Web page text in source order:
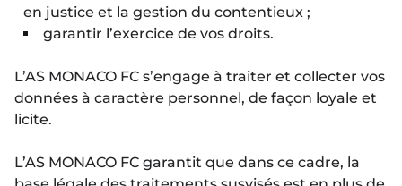
en justice et la gestion du contentieux ;
garantir l’exercice de vos droits.
L’AS MONACO FC s’engage à traiter et collecter vos
données à caractère personnel, de façon loyale et
licite.
L’AS MONACO FC garantit que dans ce cadre, la